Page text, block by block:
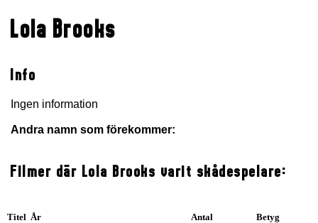
Lola Brooks
Info
Ingen information
Andra namn som förekommer:
Filmer där Lola Brooks varit skådespelare:
Titel År Antal Betyg